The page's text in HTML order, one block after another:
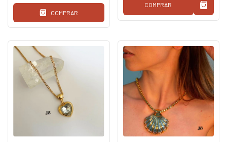
COMPRAR
COMPRAR